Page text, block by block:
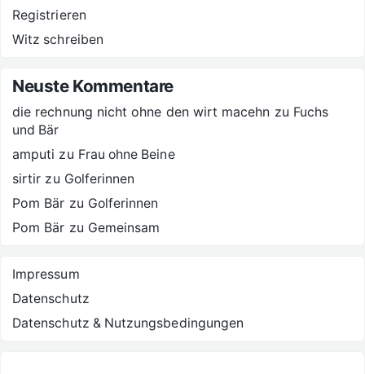
Registrieren
Witz schreiben
Neuste Kommentare
die rechnung nicht ohne den wirt macehn zu Fuchs
und Bär
amputi zu Frau ohne Beine
sirtir zu Golferinnen
Pom Bär zu Golferinnen
Pom Bär zu Gemeinsam
Impressum
Datenschutz
Datenschutz & Nutzungsbedingungen